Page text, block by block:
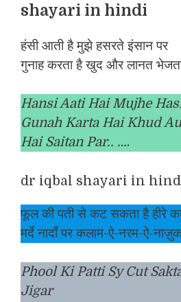
shayari in hindi
हंसी आती है मुझे हसरते इंसान पर
गुनाह करता है खुद और लानत
Hansi Aati Hai Mujhe
Gunah Karta Hai Khud
Hai Saitan Par.. ….
dr iqbal shayari in
फूल की पती से कट सकता है हीरे
मर्दे नादाँ पर कलाम-ऐ-नरम-ऐ-
Phool Ki Patti Sy Cut
Jigar